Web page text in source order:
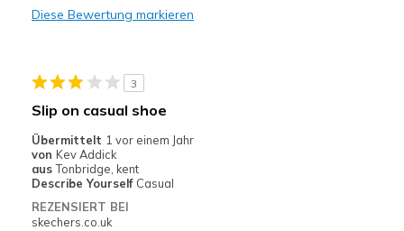
Feels true to width
Sizing
Feels true to size
View On Shoes
I'm Into Shoes
Diese Bewertung markieren
3
Slip on casual shoe
Übermittelt 1 vor einem Jahr
von Kev Addick
aus Tonbridge, kent
Describe Yourself Casual
REZENSIERT BEI
skechers.co.uk